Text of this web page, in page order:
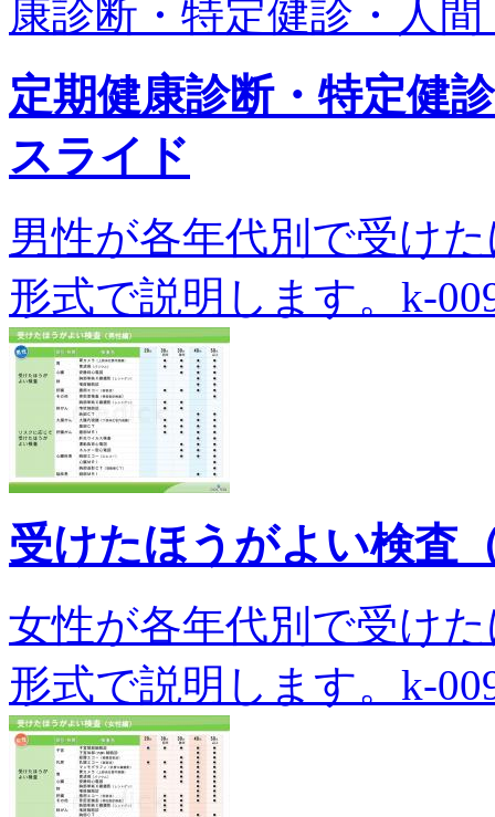
康診断・特定健診・人
定期健康診断・特定健
スライド
男性が各年代別で受け
形式で説明します。k-
受けたほうがよい検査
女性が各年代別で受け
形式で説明します。k-